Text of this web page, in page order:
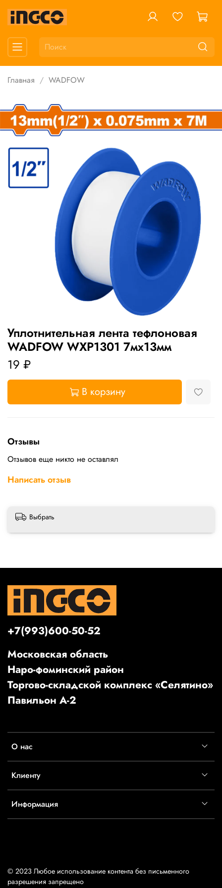
Главная WADFOW
Уплотнительная лента тефлоновая
WADFOW WXP1301 7мх13мм
19 ₽
В корзину
Отзывы
Отзывов еще никто не оставлял
Написать отзыв
Выбрать
О нас
Клиенту
Информация
+7(993)600-50-52
Московская область
Наро-фоминский район
Торгово-складской комплекс «Селятино»
Павильон А-2
© 2023 Любое использование контента без письменного
разрешения запрещено